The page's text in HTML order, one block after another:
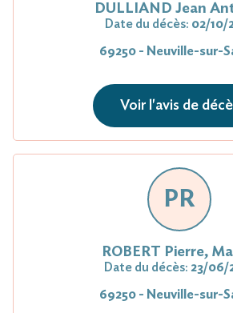
DULLIAND Jean
Date du décès: 02/10/
69250 - Neuville-sur-
Voir l'avis de
PR
ROBERT Pierre,
Date du décès: 23/06/
69250 - Neuville-sur-